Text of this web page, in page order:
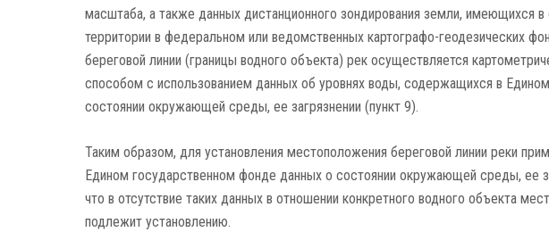
масштаба, а также данных дистанционного зондирования земли, имеющихся
территории в федеральном или ведомственных картографо-геодезических
береговой линии (границы водного объекта) рек осуществляется
способом с использованием данных об уровнях воды, содержащихся в
состоянии окружающей среды, ее загрязнении (пункт 9).
Таким образом, для установления местоположения береговой линии реки
Едином государственном фонде данных о состоянии окружающей среды, ее
что в отсутствие таких данных в отношении конкретного водного объекта
подлежит установлению.